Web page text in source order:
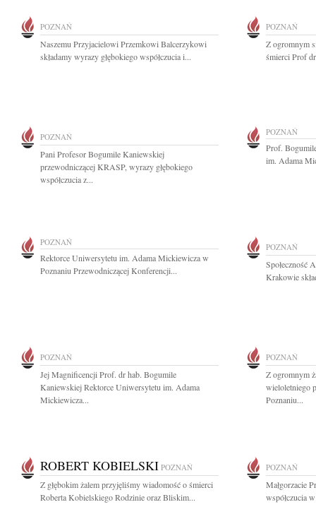
POZNAŃ
Naszemu Przyjacielowi Przemkowi Balcerzykowi
składamy wyrazy głębokiego współczucia i...
POZNAŃ
Z ogromnym
śmierci Prof
POZNAŃ
Pani Profesor Bogumile Kaniewskiej
przewodniczącej KRASP, wyrazy głębokiego
współczucia z...
POZNAŃ
Prof.
im. Adama
POZNAŃ
Rektorce Uniwersytetu im. Adama Mickiewicza w
Poznaniu Przewodniczącej Konferencji...
POZNAŃ
Społeczność
Krakowie
POZNAŃ
Jej Magnificencji Prof. dr hab. Bogumile
Kaniewskiej Rektorce Uniwersytetu im. Adama
Mickiewicza...
POZNAŃ
Z ogromnym
wieloletniego
Poznaniu...
ROBERT KOBIELSKI POZNAŃ
Z głębokim żalem przyjęliśmy wiadomość o śmierci
Roberta Kobielskiego Rodzinie oraz Bliskim...
POZNAŃ
Małgorzacie
współczucia